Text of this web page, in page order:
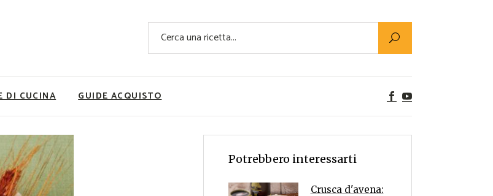
Cerca
DI CUCINA GUIDE ACQUISTO
Ricette Facili e Veloci
Ricette Primi Piatti
Ricette Dolci
Ricette Carne
Ricette Secondi
Utility
Super Alimenti
Ricette Vegetariane
Rumors
Potrebbero interessarti
Crusca d'avena: